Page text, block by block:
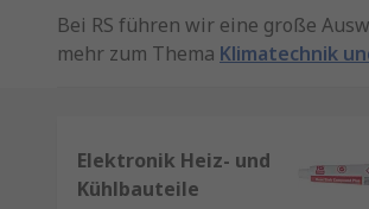
Bei RS führen wir eine große
mehr zum Thema Klimatechnik
Hauptelemente eines HLK-
Elektronik Heiz- und
Kühlbauteile